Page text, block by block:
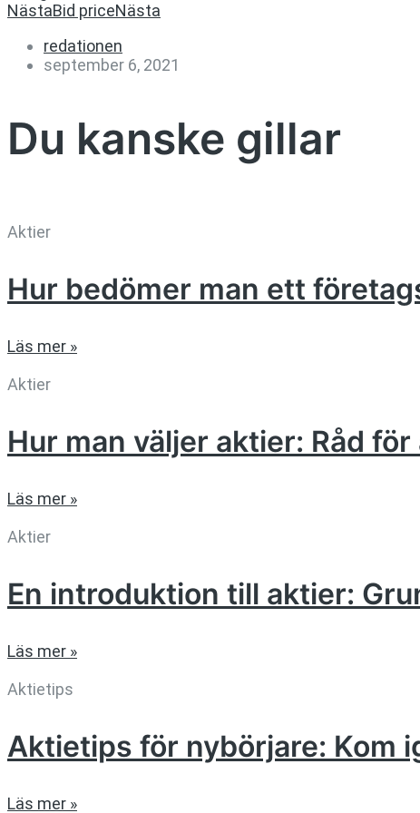
NästaBid priceNästa
redationen
september 6, 2021
Du kanske gillar
Aktier
Hur bedömer man ett
Läs mer »
Aktier
Hur man väljer aktier: Råd
Läs mer »
Aktier
En introduktion till aktier:
Läs mer »
Aktietips
Aktietips för nybörjare: Kom
Läs mer »